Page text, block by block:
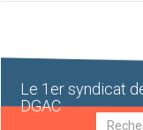
Le 1er syndicat
DGAC